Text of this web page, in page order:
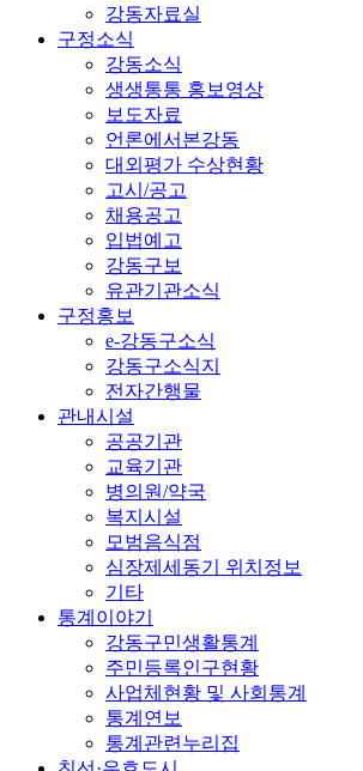
강동자료실
구정소식
강동소식
생생통통 홍보영상
보도자료
언론에서본강동
대외평가 수상현황
고시/공고
채용공고
입법예고
강동구보
유관기관소식
구정홍보
e-강동구소식
강동구소식지
전자간행물
관내시설
공공기관
교육기관
병의원/약국
복지시설
모범음식점
심장제세동기 위치정보
기타
통계이야기
강동구민생활통계
주민등록인구현황
사업체현황 및 사회통계
통계연보
통계관련누리집